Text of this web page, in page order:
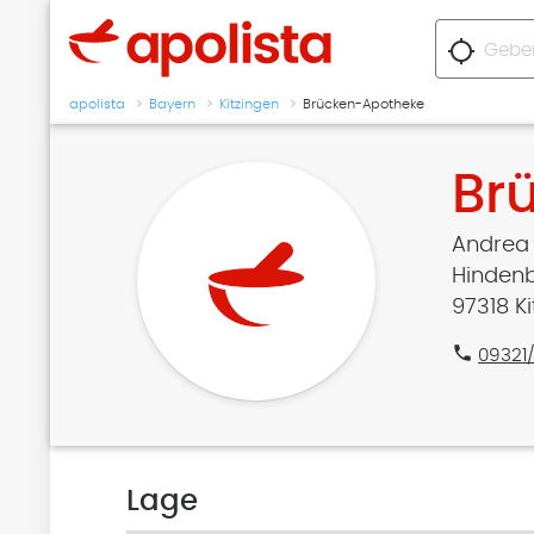
location_searching
apolista Bayern Kitzingen Brücken-Apotheke
97318
phone
Lage